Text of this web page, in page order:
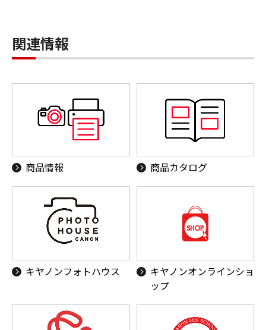
関連情報
商品情報 商品カタログ
キヤノンフォトハウス
キヤノンオンラインショ
ップ